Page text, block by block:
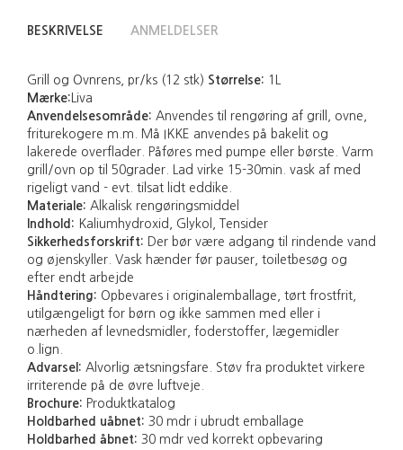
BESKRIVELSE ANMELDELSER
Grill og Ovnrens, pr/ks (12 stk) Størrelse: 1L
Mærke: Liva
Anvendelsesområde: Anvendes til rengøring af grill, ovne,
friturekogere m.m. Må IKKE anvendes på bakelit og
lakerede overflader. Påføres med pumpe eller børste. Varm
grill/ovn op til 50grader. Lad virke 15-30min. vask af med
rigeligt vand - evt. tilsat lidt eddike.
Materiale: Alkalisk rengøringsmiddel
Indhold: Kaliumhydroxid, Glykol, Tensider
Sikkerhedsforskrift: Der bør være adgang til rindende vand
og øjenskyller. Vask hænder før pauser, toiletbesøg og
efter endt arbejde
Håndtering: Opbevares i originalemballage, tørt frostfrit,
utilgængeligt for børn og ikke sammen med eller i
nærheden af levnedsmidler, foderstoffer, lægemidler
o.lign.
Advarsel: Alvorlig ætsningsfare. Støv fra produktet virkere
irriterende på de øvre luftveje.
Brochure: Produktkatalog
Holdbarhed uåbnet: 30 mdr i ubrudt emballage
Holdbarhed åbnet: 30 mdr ved korrekt opbevaring